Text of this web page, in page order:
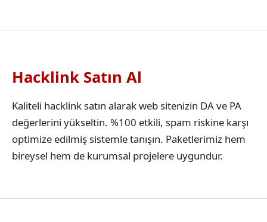
Hacklink Satın Al
Kaliteli hacklink satın alarak web sitenizin DA ve PA
değerlerini yükseltin. %100 etkili, spam riskine karşı
optimize edilmiş sistemle tanışın. Paketlerimiz hem
bireysel hem de kurumsal projelere uygundur.